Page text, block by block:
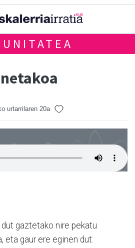
urtarrilaren 20a
gaztetako nire pekatu
eta gaur ere eginen dut: